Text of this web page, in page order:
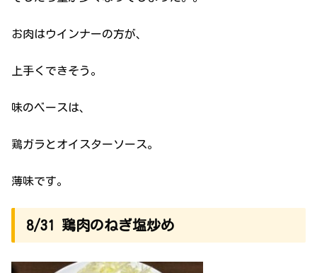
お肉はウインナーの方が、
上手くできそう。
味のベースは、
鶏ガラとオイスターソース。
薄味です。
8/31 鶏肉のねぎ塩炒め